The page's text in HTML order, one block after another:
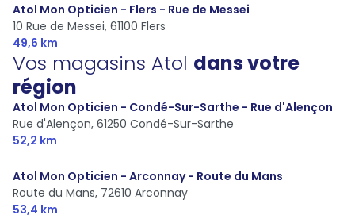
Atol Mon Opticien - Flers - Rue de Messei
10 Rue de Messei, 61100 Flers
49,6 km
Vos magasins Atol dans votre
région
Atol Mon Opticien - Condé-Sur-Sarthe - Rue d'Alençon
Rue d'Alençon, 61250 Condé-Sur-Sarthe
52,2 km
Atol Mon Opticien - Arconnay - Route du Mans
Route du Mans, 72610 Arconnay
53,4 km